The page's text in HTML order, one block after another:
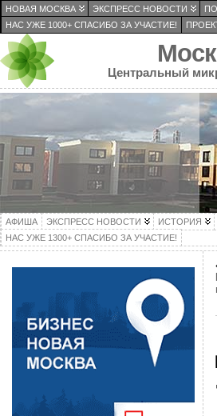
НОВАЯ МОСКВА ЭКСПРЕСС НОВОСТИ
НАС УЖЕ 1000+ СПАСИБО ЗА УЧАСТИЕ!
Центральный
АФИША ЭКСПРЕСС НОВОСТИ ИСТОРИЯ
НАС УЖЕ 1300+ СПАСИБО ЗА УЧАСТИЕ!